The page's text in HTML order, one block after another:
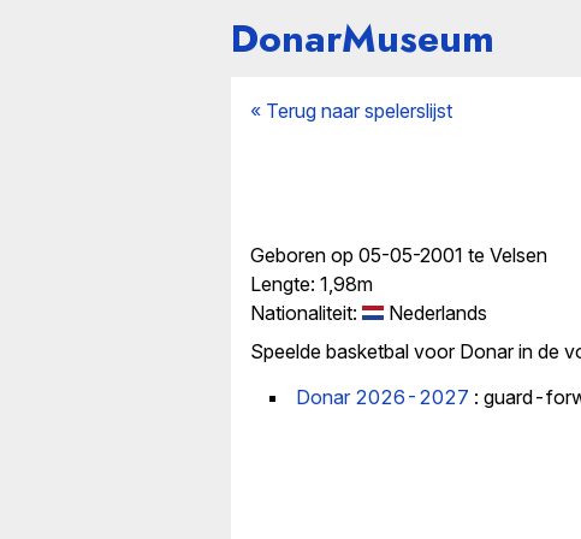
DonarMuseum
« Terug naar spelerslijst
Geboren op 05-05-2001 te Velsen
Lengte: 1,98m
Nationaliteit:
Nederlands
Speelde basketbal voor Donar in de
Donar 2026-2027 : guard-